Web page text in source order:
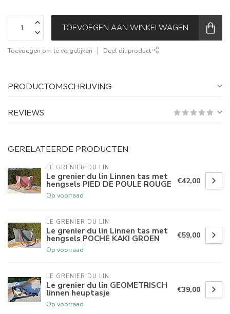
TOEVOEGEN AAN WINKELWAGEN
Toevoegen om te vergelijken Deel dit product
PRODUCTOMSCHRIJVING
REVIEWS
GERELATEERDE PRODUCTEN
LE GRENIER DU LIN
Le grenier du lin Linnen tas met
hengsels PIED DE POULE ROUGE
Op voorraad
€42,00
LE GRENIER DU LIN
Le grenier du lin Linnen tas met
hengsels POCHE KAKI GROEN
Op voorraad
€59,00
LE GRENIER DU LIN
Le grenier du lin GEOMETRISCH
linnen heuptasje
Op voorraad
€39,00